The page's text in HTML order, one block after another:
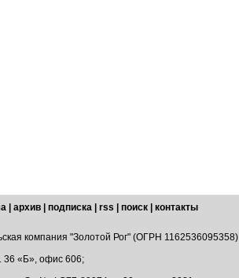
архив подписка rss поиск
контакты
компания "Золотой Рог" (ОГРН 1162536095358)
36 «Б», офис 606;